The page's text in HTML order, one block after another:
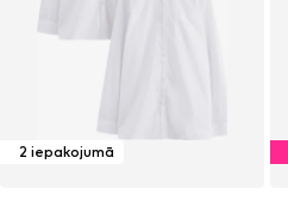
2 iepakojumā